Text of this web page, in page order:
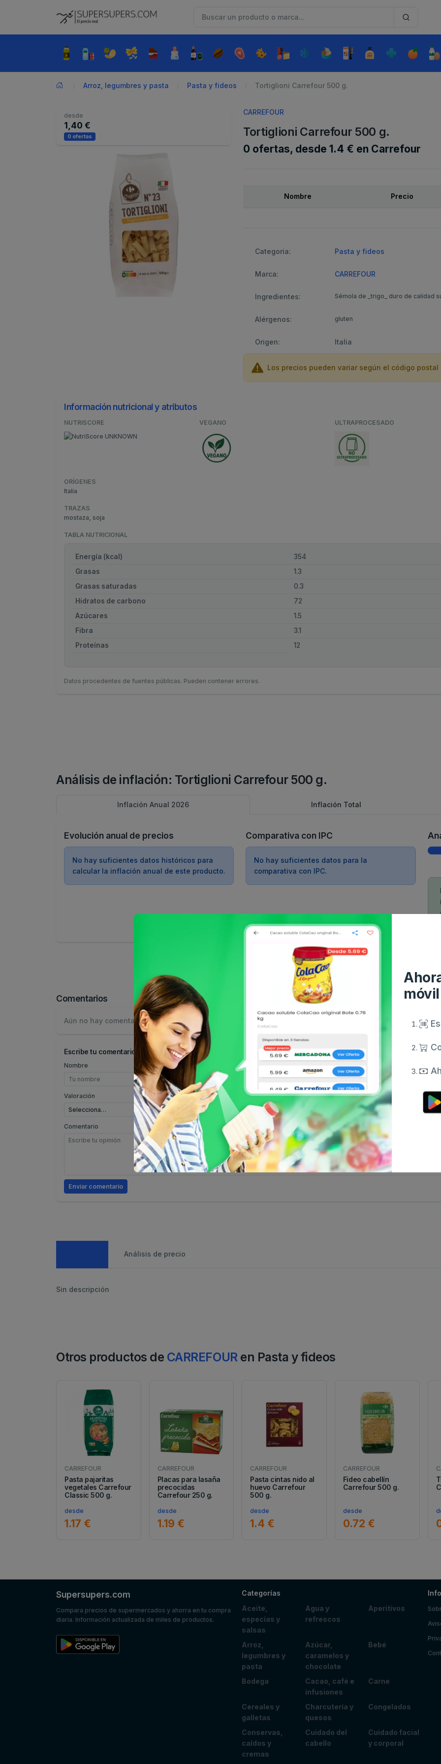
Arroz, legumbres y pasta Pasta y fideos Tortiglioni Carrefour 500 g.
desde
1,40 €
0 ofertas
CARREFOUR
Tortiglioni Carrefour 500 g.
0 ofertas, desde 1.4 € en Carrefour
Nombre Precio
Categoria: Pasta y fideos
Marca: CARREFOUR
Ingredientes: Sémola de _trigo_ duro de calidad
Alérgenos: gluten
Origen: Italia
Los precios pueden variar según el código postal
Información nutricional y atributos
NUTRISCORE VEGANO ULTRAPROCESADO
ORÍGENES
Italia
TRAZAS
mostaza, soja
TABLA NUTRICIONAL
Energía (kcal)
354
Grasas
1.3
Grasas saturadas
0.3
Hidratos de carbono
72
Azúcares
1.5
Fibra
3.1
Proteínas
12
Datos procedentes de fuentes públicas. Pueden contener errores.
Análisis de inflación: Tortiglioni Carrefour 500 g.
Inflación Anual 2026 Inflación Total
Evolución anual de precios
No hay suficientes datos históricos para
calcular la inflación anual de este producto.
Comparativa con IPC
No hay suficientes datos para la
comparativa con IPC.
Comentarios
Aún no hay comentarios.
Escribe tu comentario
Nombre
Valoración
Comentario
Enviar comentario
Análisis de precio
Sin descripción
Otros productos de CARREFOURen Pasta y fideos
CARREFOUR
Pasta pajaritas
vegetales Carrefour
Classic 500 g.
desde
1.17 €
CARREFOUR
Placas para lasaña
precocidas
Carrefour 250 g.
desde
1.19 €
CARREFOUR
Pasta cintas nido al
huevo Carrefour
500 g.
desde
1.4 €
CARREFOUR
Fideo cabellín
Carrefour 500 g.
desde
0.72 €
móvil
Supersupers.com
Compara precios de supermercados y ahorra en tu compra
diaria. Información actualizada de miles de productos.
Categorías
Aceite,
especias y
salsas
Agua y
refrescos
Aperitivos
Arroz,
legumbres y
pasta
Azúcar,
caramelos y
chocolate
Bebé
Bodega
Cacao, café e
infusiones
Carne
Cereales y
galletas
Charcutería y
quesos
Congelados
Conservas,
caldos y
cremas
Cuidado del
cabello
Cuidado facial
y corporal